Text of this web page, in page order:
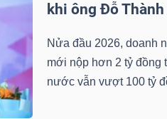
khi ông Đỗ
Nửa đầu 2026, doanh
mới nộp hơn 2 tỷ đồng
nước vẫn vượt 100 tỷ